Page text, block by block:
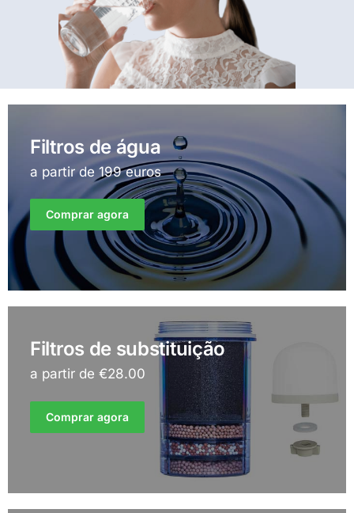
Filtros de água
a partir de 199 euros
Comprar agora
Filtros de substituição
a partir de €28.00
Comprar agora